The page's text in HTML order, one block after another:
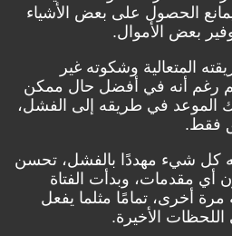
الحصول على بعض الأشياء
بعض الأموال.
المتعالية وشكوته غير
رغم أنه في أفضل حال ممكن
الموعد في طريقه إلى الفشل،
كل شيء مهددًا بالفشل، تحسن
مقدمات، وبدأت الفتاة
أخرى، تمامًا مثلما يفعل
الأخيرة.